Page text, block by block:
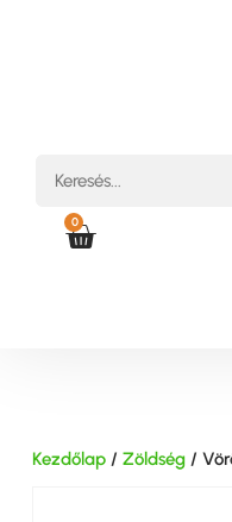
0
Kezdőlap/ Zöldség/